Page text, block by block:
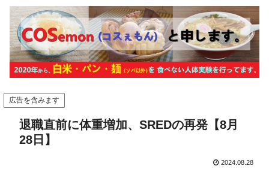
広告を含みます
退職直前に体重増加、SREDの再発【8月
28日】
2024.08.28